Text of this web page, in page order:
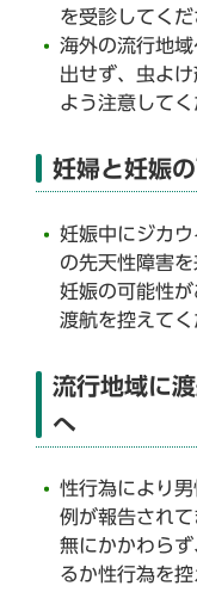
を受診してくだ
海外の流行地
出せず、虫よ
よう注意してく
妊婦と妊娠
妊娠中にジカ
の先天性障害
妊娠の可能性
渡航を控えてく
流行地域に
へ
性行為により
例が報告され
無にかかわら
るか性行為を